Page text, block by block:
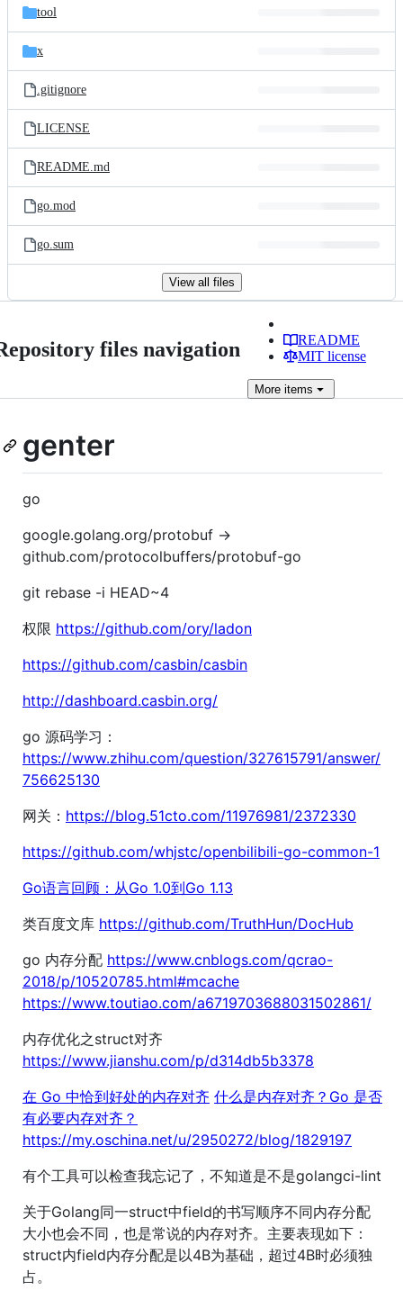
tool
x
.gitignore
LICENSE
README.md
go.mod
go.sum
View all files
files navigation
README
MIT license
More items
genter
go
google.golang.org/protobuf ->
github.com/protocolbuffers/protobuf-go
git rebase -i HEAD~4
权限 https://github.com/ory/ladon
https://github.com/casbin/casbin
http://dashboard.casbin.org/
go 源码学习：
https://www.zhihu.com/question/327615791/answer/
756625130
网关： https://blog.51cto.com/11976981/2372330
https://github.com/whjstc/openbilibili-go-common-1
Go语言回顾：从Go 1.0到Go 1.13
类百度文库 https://github.com/TruthHun/DocHub
go 内存分配 https://www.cnblogs.com/qcrao-
2018/p/10520785.html#mcache
https://www.toutiao.com/a6719703688031502861/
内存优化之struct对齐
https://www.jianshu.com/p/d314db5b3378
在 Go 中恰到好处的内存对齐 什么是内存对齐？Go 是否
有必要内存对齐？
https://my.oschina.net/u/2950272/blog/1829197
有个工具可以检查我忘记了，不知道是不是golangci-lint
关于Golang同一struct中field的书写顺序不同内存分配
大小也会不同，也是常说的内存对齐。主要表现如下：
struct内field内存分配是以4B为基础，超过4B时必须独
占。